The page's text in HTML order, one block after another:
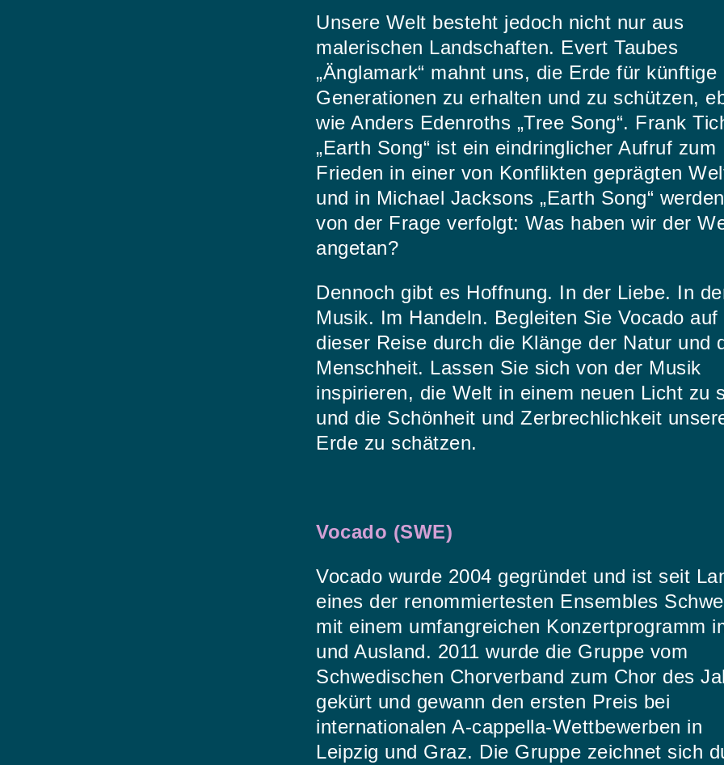
Unsere Welt besteht jedoch nicht nur aus
malerischen Landschaften. Evert Taubes
„Änglamark“ mahnt uns, die Erde für künftige
Generationen zu erhalten und zu schützen,
wie Anders Edenroths „Tree Song“. Frank
„Earth Song“ ist ein eindringlicher Aufruf zum
Frieden in einer von Konflikten geprägten
und in Michael Jacksons „Earth Song“
von der Frage verfolgt: Was haben wir der
angetan?
Dennoch gibt es Hoffnung. In der Liebe. In
Musik. Im Handeln. Begleiten Sie Vocado auf
dieser Reise durch die Klänge der Natur und
Menschheit. Lassen Sie sich von der Musik
inspirieren, die Welt in einem neuen Licht zu
und die Schönheit und Zerbrechlichkeit
Erde zu schätzen.
Vocado (SWE)
Vocado wurde 2004 gegründet und ist seit
eines der renommiertesten Ensembles
mit einem umfangreichen Konzertprogramm
und Ausland. 2011 wurde die Gruppe vom
Schwedischen Chorverband zum Chor des
gekürt und gewann den ersten Preis bei
internationalen A-cappella-Wettbewerben in
Leipzig und Graz. Die Gruppe zeichnet sich